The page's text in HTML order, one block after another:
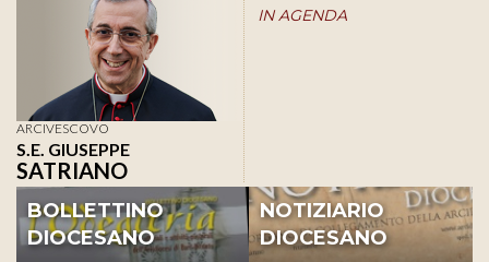
ARCIVESCOVO
S.E. GIUSEPPE
SATRIANO
IN AGENDA
BOLLETTINO
DIOCESANO
NOTIZIARIO
DIOCESANO